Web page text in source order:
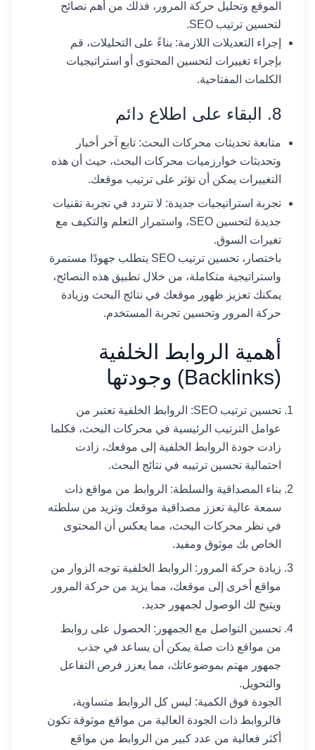
الموقع وتحليل حركة المرور، فذلك من أهم نصائح
لتحسين ترتيب SEO.
إجراء التعديلات اللازمة: بناءً على التحليلات، قم
بإجراء تغييرات لتحسين المحتوى أو استراتيجيات
الكلمات المفتاحية.
8. البقاء على اطلاع دائم
متابعة تحديثات محركات البحث: تابع آخر أخبار
وتحديثات خوارزميات محركات البحث، حيث أن هذه
التغييرات يمكن أن تؤثر على ترتيب موقعك.
تجربة استراتيجيات جديدة: لا تتردد في تجربة تقنيات
جديدة لتحسين SEO، واستمرار التعلم والتكيف مع
تغيرات السوق.
باختصار، تحسين ترتيب SEO يتطلب جهودًا مستمرة
واستراتيجية متكاملة، من خلال تطبيق هذه النصائح،
يمكنك تعزيز ظهور موقعك في نتائج البحث وزيادة
حركة المرور وتحسين تجربة المستخدم.
أهمية الروابط الخلفية
(Backlinks) وجودتها
تحسين ترتيب SEO: الروابط الخلفية تعتبر من
عوامل الترتيب الرئيسية في محركات البحث، فكلما
زادت جودة الروابط الخلفية إلى موقعك، زادت
احتمالية تحسين ترتيبه في نتائج البحث.
بناء المصداقية والسلطة: الروابط من مواقع ذات
سمعة عالية تعزز مصداقية موقعك وتزيد من سلطته
في نظر محركات البحث، مما يعكس أن المحتوى
الخاص بك موثوق ومفيد.
زيادة حركة المرور: الروابط الخلفية توجه الزوار من
مواقع أخرى إلى موقعك، مما يزيد من حركة المرور
ويتيح لك الوصول لجمهور جديد.
تحسين التواصل مع الجمهور: الحصول على روابط
من مواقع ذات صلة يمكن أن يساعد في جذب
جمهور مهتم بموضوعاتك، مما يعزز فرص التفاعل
والتحويل.
الجودة فوق الكمية: ليس كل الروابط متساوية،
فالروابط ذات الجودة العالية من مواقع موثوقة تكون
أكثر فعالية من عدد كبير من الروابط من مواقع